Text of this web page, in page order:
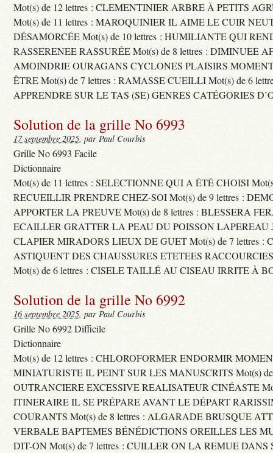
Mot(s) de 12 lettres : CLEMENTINIER ARBRE À PETITS
Mot(s) de 11 lettres : MAROQUINIER IL AIME LE CUIR
DÉSAMORCÉE Mot(s) de 10 lettres : HUMILIANTE QUI
RASSERENEE RASSURÉE Mot(s) de 8 lettres : DIMINUEE
AMOINDRIE OURAGANS CYCLONES PLAISIRS
ÊTRE Mot(s) de 7 lettres : RAMASSE CUEILLI Mot(s) de 6
APPRENDRE SUR LE TAS (SE) GENRES CATÉGORIES
Solution de la grille No 6993
17 septembre 2025, par Paul Courbis
Grille No 6993 Facile
Dictionnaire
Mot(s) de 11 lettres : SELECTIONNE QUI A ÉTÉ CHOISI
RECUEILLIR PRENDRE CHEZ-SOI Mot(s) de 9 lettres :
APPORTER LA PREUVE Mot(s) de 8 lettres : BLESSERA
ECAILLER GRATTER LA PEAU DU POISSON LAPEREAU
CLAPIER MIRADORS LIEUX DE GUET Mot(s) de 7 lettres :
ASTIQUENT DES CHAUSSURES ETETEES
Mot(s) de 6 lettres : CISELE TAILLÉ AU CISEAU IRRITE À
Solution de la grille No 6992
16 septembre 2025, par Paul Courbis
Grille No 6992 Difficile
Dictionnaire
Mot(s) de 12 lettres : CHLOROFORMER ENDORMIR
MINIATURISTE IL PEINT SUR LES MANUSCRITS Mot(s) de
OUTRANCIERE EXCESSIVE REALISATEUR CINÉASTE
ITINERAIRE IL SE PRÉPARE AVANT LE DÉPART
COURANTS Mot(s) de 8 lettres : ALGARADE BRUSQUE
VERBALE BAPTEMES BÉNÉDICTIONS OREILLES LES
DIT-ON Mot(s) de 7 lettres : CUILLER ON LA REMUE DANS